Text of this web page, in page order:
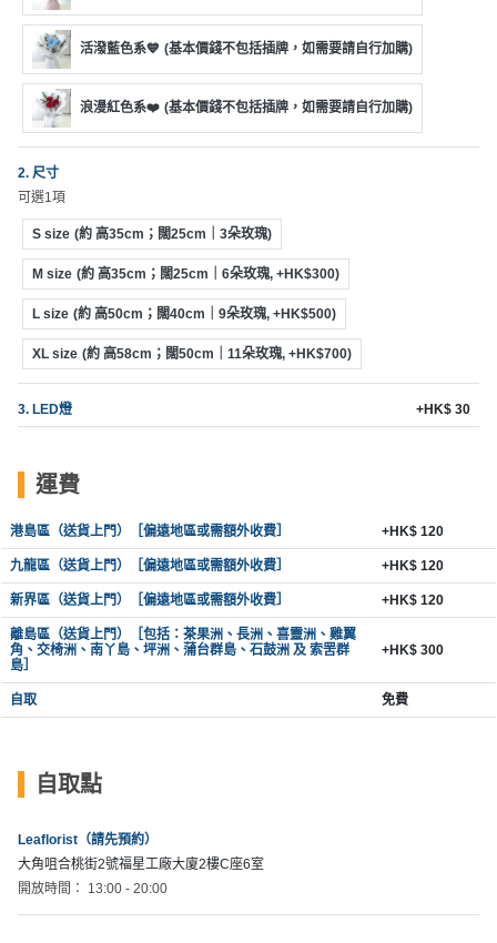
聚
會
及
拍
拖
餐
廳
B
B
Q
場
地
新
奇
樂
驗
手
作
工
坊
玩
遊
艇
出
活潑藍色系💙 (基本價錢不包括插牌，如需要請自行加購)
浪漫紅色系❤️ (基本價錢不包括插牌，如需要請自行加購)
2. 尺寸
可選1項
S size (約 高35cm；闊25cm｜3朵玫瑰)
M size (約 高35cm；闊25cm｜6朵玫瑰, +HK$300)
L size (約 高50cm；闊40cm｜9朵玫瑰, +HK$500)
XL size (約 高58cm；闊50cm｜11朵玫瑰, +HK$700)
3. LED燈 +HK$ 30
運費
港島區（送貨上門）［偏遠地區或需額外收費］ +HK$ 120
九龍區（送貨上門）［偏遠地區或需額外收費］ +HK$ 120
新界區（送貨上門）［偏遠地區或需額外收費］ +HK$ 120
離島區（送貨上門）［包括：茶果洲、長洲、喜靈洲、雞翼
角、交椅洲、南丫島、坪洲、蒲台群島、石鼓洲 及 索罟群
島］
+HK$ 300
自取 免費
自取點
Leaflorist（請先預約）
大角咀合桃街2號福星工廠大廈2樓C座6室
開放時間： 13:00 - 20:00